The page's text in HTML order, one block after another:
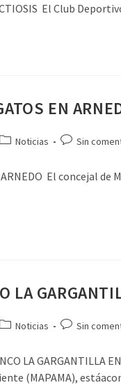
ICTIOSIS El Club
EN
Noticias Sin
ARNEDO El concejal
LA
Noticias Sin
LA
(MAPAMA),